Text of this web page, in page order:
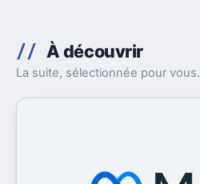
À découvrir
La suite, sélectionnée pour vous.